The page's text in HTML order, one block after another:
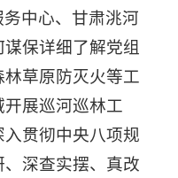
中心、甘肃洮河
保详细了解党组
草原防灭火等工
展巡河巡林工
贯彻中央八项规
深查实摆、真改